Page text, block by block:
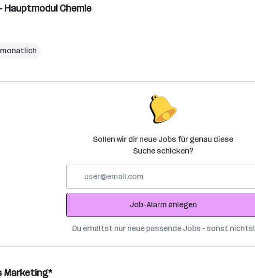
Hauptmodul Chemie
monatlich
Sollen wir dir neue Jobs für genau diese
Suche schicken?
Adresse
Job-Alarm anlegen
Du erhältst nur neue passende Jobs – sonst nichts!
Marketing*